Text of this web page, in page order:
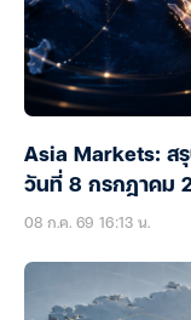
Asia Markets: สรุ
วันที่ 8 กรกฎาคม
08 ก.ค. 69 16:13 น.